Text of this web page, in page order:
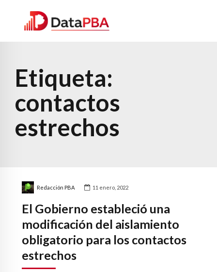
Etiqueta:
contactos
estrechos
Redacción PBA 11 enero, 2022
El Gobierno estableció una
modificación del aislamiento
obligatorio para los contactos
estrechos